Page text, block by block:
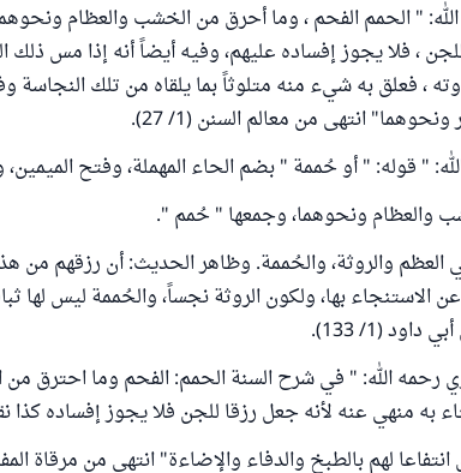
" الحمم الفحم ، وما أحرق من الخشب والعظام
، فلا يجوز إفساده عليهم، وفيه أيضاً أنه إذا مس ذلك
، فعلق به شيء منه متلوثاً بما يلقاه من تلك النجاسة
انتهى من معالم السنن (1/ 27).
" قوله: " أو حُممة " بضم الحاء المهملة، وفتح
والعظام ونحوهما، وجمعها " حُمم ".
العظم والروثة، والحُممة. وظاهر الحديث: أن رزقهم من
الاستنجاء بها، ولكون الروثة نجساً، والحُممة ليس لها
(1/ 133).
رحمه الله: " في شرح السنة الحمم: الفحم وما احترق
به منهي عنه لأنه جعل رزقا للجن فلا يجوز إفساده كذا
لهم بالطبخ والدفاء والإضاءة" انتهى من مرقاة المفاتيح